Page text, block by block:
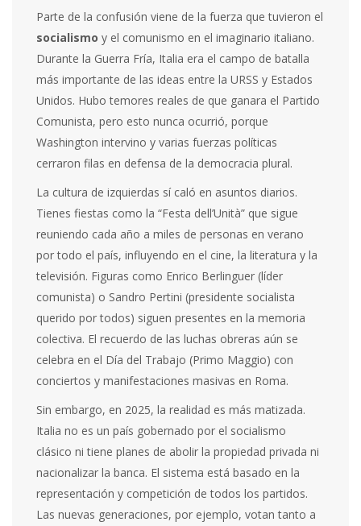
Parte de la confusión viene de la fuerza que tuvieron el
socialismo y el comunismo en el imaginario italiano.
Durante la Guerra Fría, Italia era el campo de batalla
más importante de las ideas entre la URSS y Estados
Unidos. Hubo temores reales de que ganara el Partido
Comunista, pero esto nunca ocurrió, porque
Washington intervino y varias fuerzas políticas
cerraron filas en defensa de la democracia plural.
La cultura de izquierdas sí caló en asuntos diarios.
Tienes fiestas como la “Festa dell’Unità” que sigue
reuniendo cada año a miles de personas en verano
por todo el país, influyendo en el cine, la literatura y la
televisión. Figuras como Enrico Berlinguer (líder
comunista) o Sandro Pertini (presidente socialista
querido por todos) siguen presentes en la memoria
colectiva. El recuerdo de las luchas obreras aún se
celebra en el Día del Trabajo (Primo Maggio) con
conciertos y manifestaciones masivas en Roma.
Sin embargo, en 2025, la realidad es más matizada.
Italia no es un país gobernado por el socialismo
clásico ni tiene planes de abolir la propiedad privada ni
nacionalizar la banca. El sistema está basado en la
representación y competición de todos los partidos.
Las nuevas generaciones, por ejemplo, votan tanto a